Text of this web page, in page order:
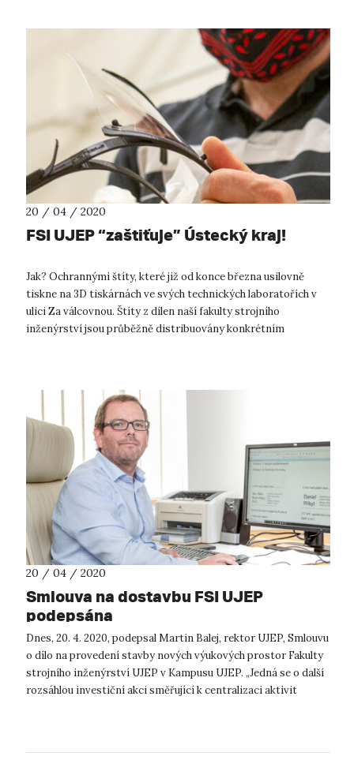
20 / 04 / 2020
FSI UJEP “zaštiťuje” Ústecký kraj!
Jak? Ochrannými štíty, které již od konce března usilovně
tiskne na 3D tiskárnách ve svých technických laboratořích v
ulici Za válcovnou. Štíty z dílen naší fakulty strojního
inženýrství jsou průběžně distribuovány konkrétním
20 / 04 / 2020
Smlouva na dostavbu FSI UJEP
podepsána
Dnes, 20. 4. 2020, podepsal Martin Balej, rektor UJEP, Smlouvu
o dílo na provedení stavby nových výukových prostor Fakulty
strojního inženýrství UJEP v Kampusu UJEP. „Jedná se o další
rozsáhlou investiční akci směřující k centralizaci aktivit